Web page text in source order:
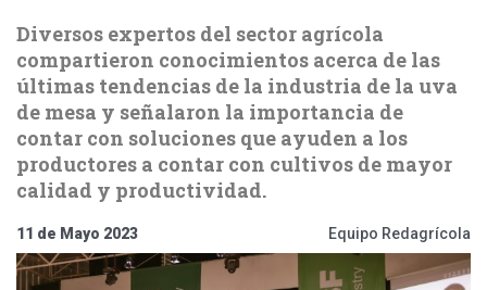
Diversos expertos del sector agrícola
compartieron conocimientos acerca de las
últimas tendencias de la industria de la uva
de mesa y señalaron la importancia de
contar con soluciones que ayuden a los
productores a contar con cultivos de mayor
calidad y productividad.
11 de Mayo 2023 Equipo Redagrícola